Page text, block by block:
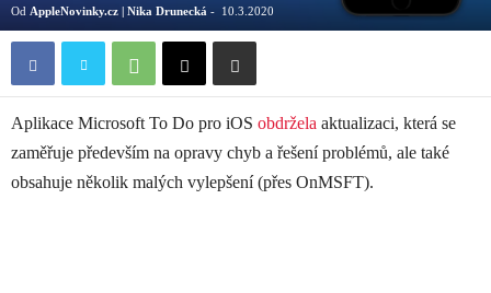
Od AppleNovinky.cz | Nika Drunecká - 10.3.2020
Aplikace Microsoft To Do pro iOS obdržela aktualizaci, která se
zaměřuje především na opravy chyb a řešení problémů, ale také
obsahuje několik malých vylepšení (přes OnMSFT).